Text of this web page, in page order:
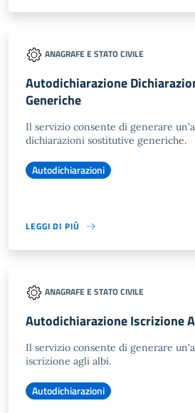
ANAGRAFE E STATO CIVILE
Autodichiarazione
Generiche
Il servizio consente di generare
dichiarazioni sostitutive generiche.
Autodichiarazioni
LEGGI DI PIÙ
ANAGRAFE E STATO CIVILE
Autodichiarazione Iscrizione
Il servizio consente di generare
iscrizione agli albi.
Autodichiarazioni